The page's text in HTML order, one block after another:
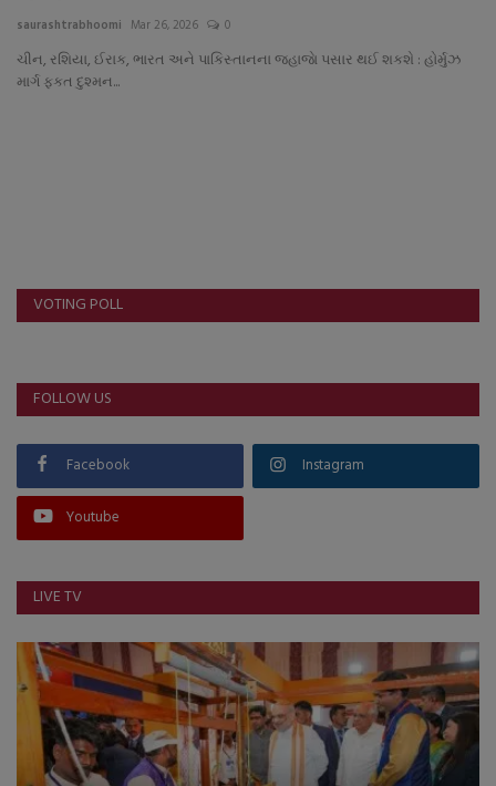
About Author
Contact
ગુજરાત
Support US
બજારના સમાચાર
નાણાંકીય સમાચાર
સ્થાનિક સમાચાર
સ્પોર્ટ્સ
રાશિફળ
ગુનાખોરી
saurashtrabhoomi Mar 26, 2026 0
ચીન, રશિયા, ઈરાક, ભારત અને પાકિસ્તાનના જહાજાે પસાર થઈ શકશે : હોર્મુઝ
માર્ગ ફકત દુશ્મન...
VOTING POLL
FOLLOW US
Facebook Instagram
Youtube
LIVE TV